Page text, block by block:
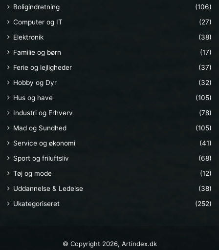
Boligindretning
(106)
Computer og IT
(27)
Elektronik
(38)
Familie og børn
(17)
Ferie og lejligheder
(37)
Hobby og Dyr
(32)
Hus og have
(105)
Industri og Erhverv
(78)
Mad og Sundhed
(105)
Service og økonomi
(41)
Sport og friluftsliv
(68)
Tøj og mode
(12)
Uddannelse & Ledelse
(38)
Ukategoriseret
(252)
© Copyright 2026, Artindex.dk